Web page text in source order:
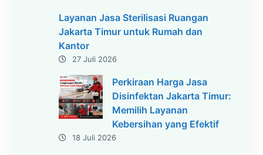
Layanan Jasa Sterilisasi Ruangan
Jakarta Timur untuk Rumah dan
Kantor
27 Juli 2026
Perkiraan Harga Jasa
Disinfektan Jakarta Timur:
Memilih Layanan
Kebersihan yang Efektif
18 Juli 2026